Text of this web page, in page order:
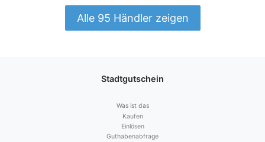
Alle 95 Händler zeigen
Stadtgutschein
Was ist das
Kaufen
Einlösen
Guthabenabfrage